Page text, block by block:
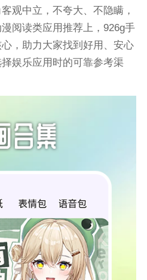
观中立，不夸大、不隐瞒，
阅读类应用推荐上，926g手
，助力大家找到好用、安心
娱乐应用时的可靠参考渠